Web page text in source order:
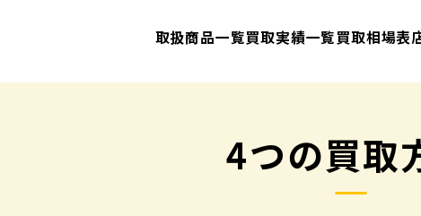
取扱商品一覧買取実績一覧買取相場表
4つの買取